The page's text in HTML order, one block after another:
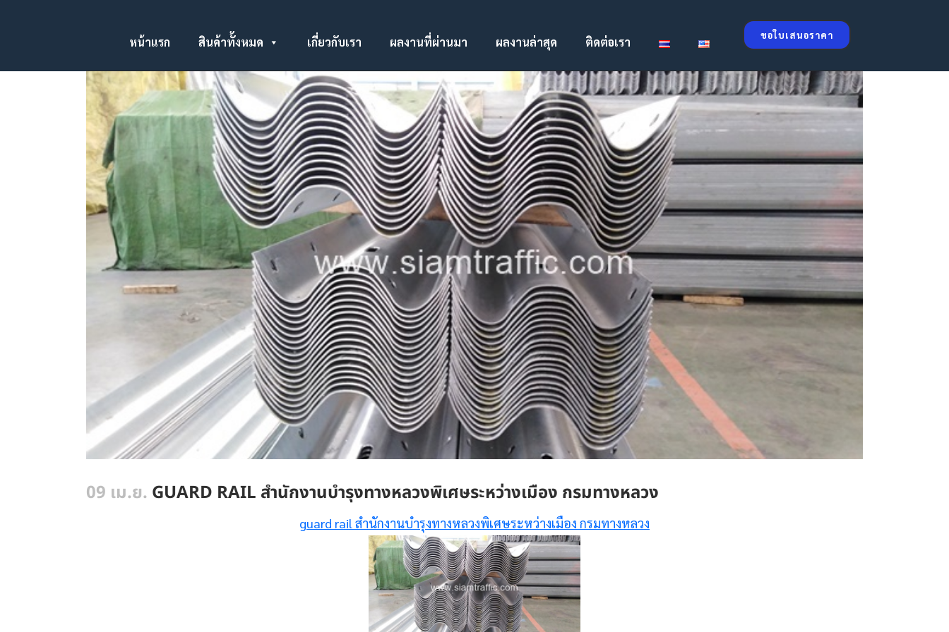
ขอใบเสนอราคา
หน้าแรก สินค้าทั้งหมด เกี่ยวกับเรา ผลงานที่ผ่านมา ผลงานล่าสุด ติดต่อเรา
09 เม.ย. GUARD RAIL สำนักงานบำรุงทางหลวงพิเศษระหว่างเมือง กรมทางหลวง
guard rail สำนักงานบำรุงทางหลวงพิเศษระหว่างเมือง กรมทางหลวง